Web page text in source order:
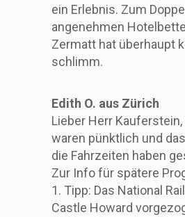
ein Erlebnis. Zum
angenehmen
Zermatt hat überhaupt
schlimm.
Edith O. aus Zürich
Lieber Herr
waren pünktlich und
die Fahrzeiten haben
Zur Info für spätere
1. Tipp: Das National
Castle Howard